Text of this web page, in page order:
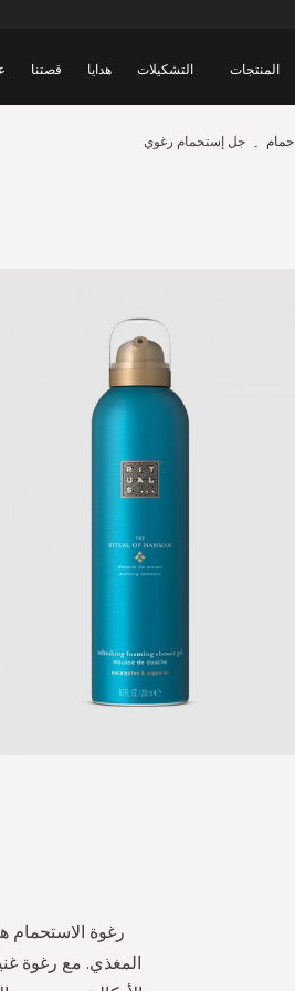
المنتجات التشكيلات هدايا قصتنا
حمام جل إستحمام رغوي
المغذي. مع رغوة